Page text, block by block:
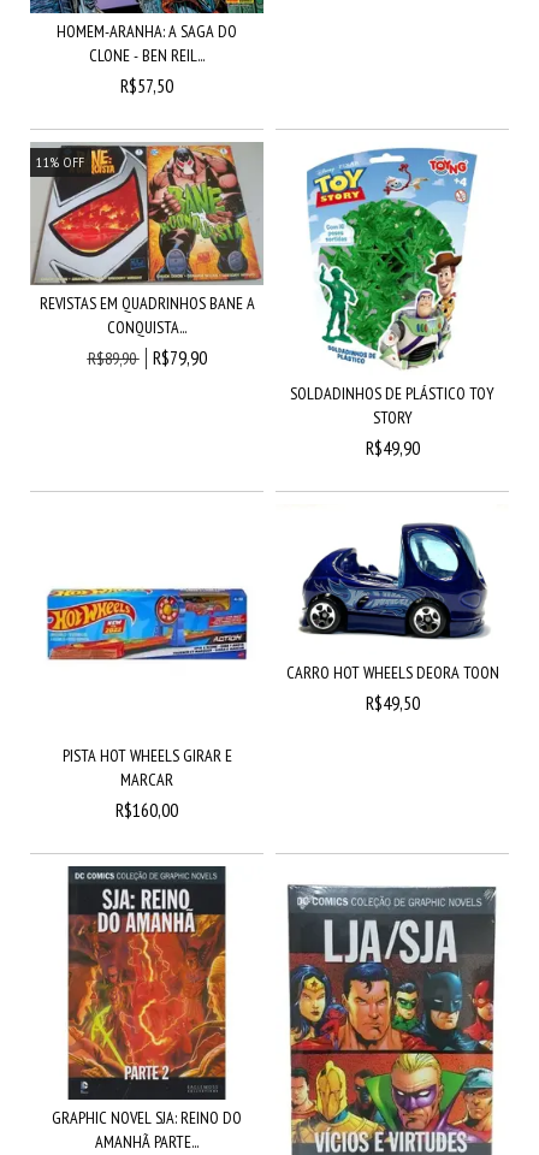
HOMEM-ARANHA: A SAGA DO
CLONE - BEN REIL...
R$57,50
11 % OFF
REVISTAS EM QUADRINHOS BANE A
CONQUISTA...
R$89,90
R$79,90
SOLDADINHOS DE PLÁSTICO TOY
STORY
R$49,90
PISTA HOT WHEELS GIRAR E
MARCAR
R$160,00
CARRO HOT WHEELS DEORA TOON
R$49,50
GRAPHIC NOVEL SJA: REINO DO
AMANHÃ PARTE...